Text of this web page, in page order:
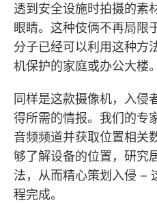
透到安全设施时拍摄的素
眼睛。这种伎俩不再局限
分子已经可以利用这种方
机保护的家庭或办公大楼。
同样是这款摄像机，入侵
得所需的情报。我们的专
音频频道并获取位置相关
够了解设备的位置，研究
法，从而精心策划入侵 –
程完成。